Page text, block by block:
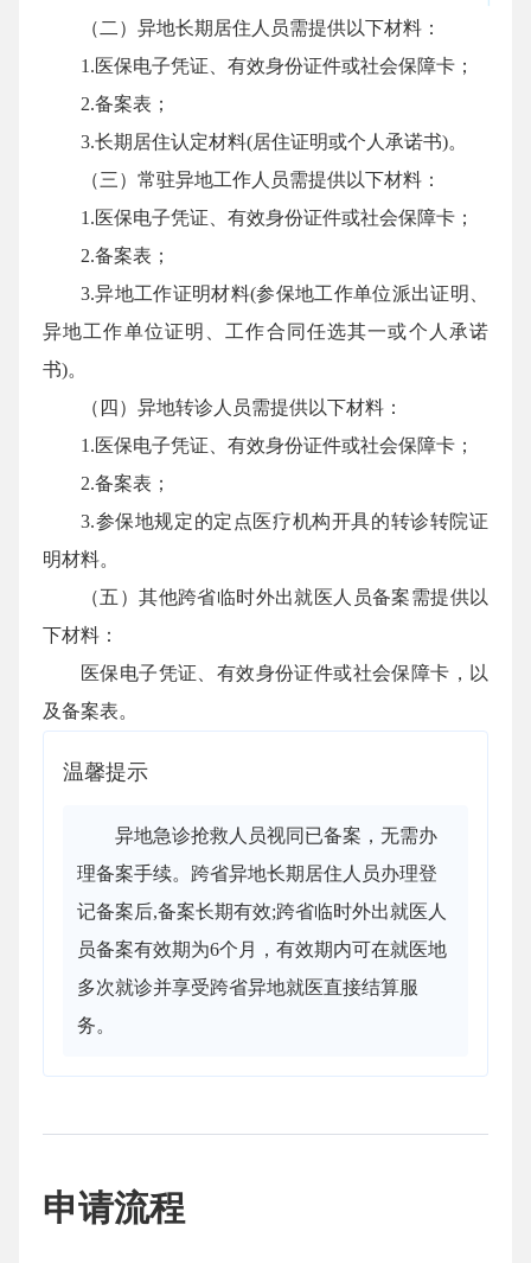
（二）异地长期居住人员需提供以下材料：
1.医保电子凭证、有效身份证件或社会保障卡；
2.备案表；
3.长期居住认定材料(居住证明或个人承诺书)。
（三）常驻异地工作人员需提供以下材料：
1.医保电子凭证、有效身份证件或社会保障卡；
2.备案表；
3.异地工作证明材料(参保地工作单位派出证明、
异地工作单位证明、工作合同任选其一或个人承诺
书)。
（四）异地转诊人员需提供以下材料：
1.医保电子凭证、有效身份证件或社会保障卡；
2.备案表；
3.参保地规定的定点医疗机构开具的转诊转院证
明材料。
（五）其他跨省临时外出就医人员备案需提供以
下材料：
医保电子凭证、有效身份证件或社会保障卡，以
及备案表。
温馨提示
异地急诊抢救人员视同已备案，无需办
理备案手续。跨省异地长期居住人员办理登
记备案后,备案长期有效;跨省临时外出就医人
员备案有效期为6个月，有效期内可在就医地
多次就诊并享受跨省异地就医直接结算服
务。
申请流程